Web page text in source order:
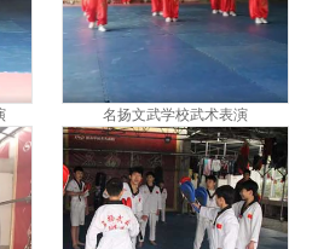
名扬文武学校武术表演